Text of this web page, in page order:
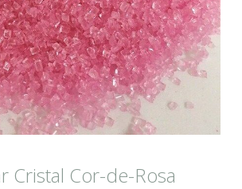
Cristal Cor-de-Rosa